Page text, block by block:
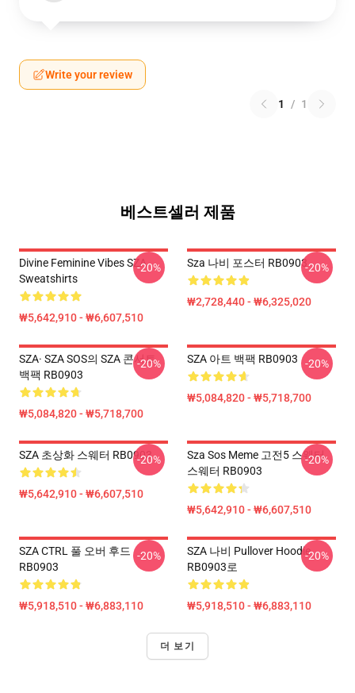
Write your review
1 / 1
베스트셀러 제품
Divine Feminine Vibes SZA
Sweatshirts
₩5,642,910 - ₩6,607,510
-20% Sza 나비 포스터 RB0903
₩2,728,440 - ₩6,325,020
-20%
SZA· SZA SOS의 SZA 콘서트
백팩 RB0903
₩5,084,820 - ₩5,718,700
-20% SZA 아트 백팩 RB0903
₩5,084,820 - ₩5,718,700
-20%
SZA 초상화 스웨터 RB0903
₩5,642,910 - ₩6,607,510
-20%
Sza Sos Meme 고전5 스웨터
스웨터 RB0903
₩5,642,910 - ₩6,607,510
-20%
SZA CTRL 풀 오버 후드
RB0903
₩5,918,510 - ₩6,883,110
-20%
SZA 나비 Pullover Hoodie
RB0903로
₩5,918,510 - ₩6,883,110
-20%
더 보기